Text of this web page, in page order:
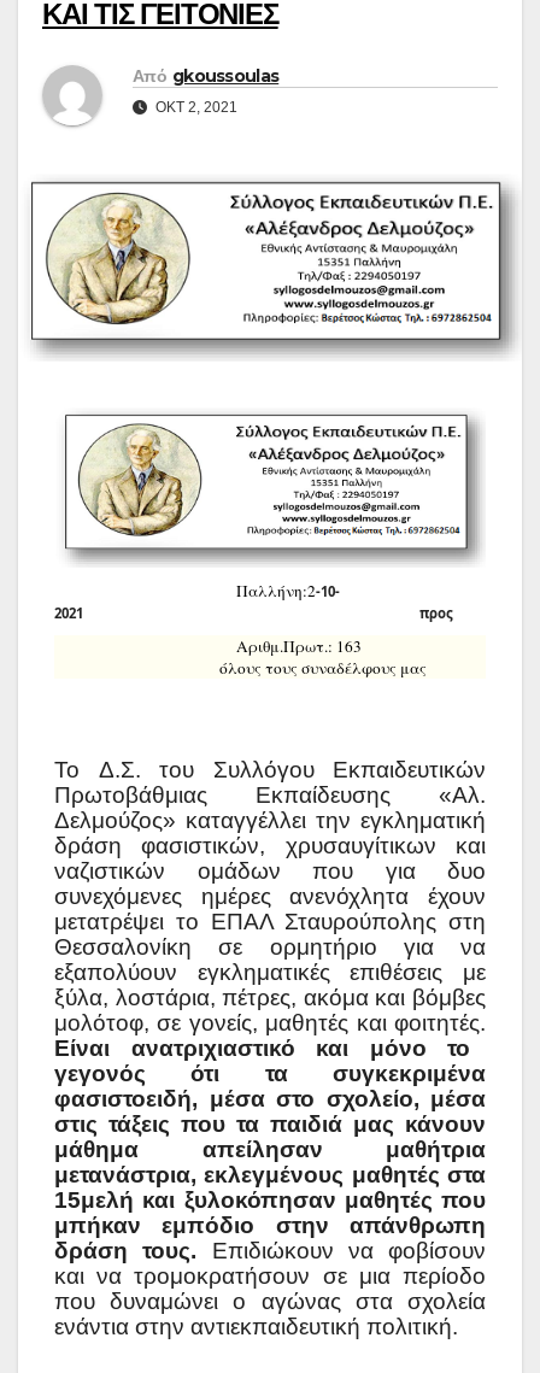
ΚΑΙ ΤΙΣ ΓΕΙΤΟΝΙΕΣ
Από gkoussoulas
ΟΚΤ 2, 2021
Παλλήνη:2-10-
2021 προς
Αριθμ.Πρωτ.: 163
όλους τους συναδέλφους μας
To Δ.Σ. του Συλλόγου Εκπαιδευτικών
Πρωτοβάθμιας Εκπαίδευσης «Αλ.
Δελμούζος» καταγγέλλει την εγκληματική
δράση φασιστικών, χρυσαυγίτικων και
ναζιστικών ομάδων που για δυο
συνεχόμενες ημέρες ανενόχλητα έχουν
μετατρέψει το ΕΠΑΛ Σταυρούπολης στη
Θεσσαλονίκη σε ορμητήριο για να
εξαπολύουν εγκληματικές επιθέσεις με
ξύλα, λοστάρια, πέτρες, ακόμα και βόμβες
μολότοφ, σε γονείς, μαθητές και φοιτητές.
Είναι ανατριχιαστικό και μόνο το
γεγονός ότι τα συγκεκριμένα
φασιστοειδή, μέσα στο σχολείο, μέσα
στις τάξεις που τα παιδιά μας κάνουν
μάθημα απείλησαν μαθήτρια
μετανάστρια, εκλεγμένους μαθητές στα
15μελή και ξυλοκόπησαν μαθητές που
μπήκαν εμπόδιο στην απάνθρωπη
δράση τους. Επιδιώκουν να φοβίσουν
και να τρομοκρατήσουν σε μια περίοδο
που δυναμώνει ο αγώνας στα σχολεία
ενάντια στην αντιεκπαιδευτική πολιτική.